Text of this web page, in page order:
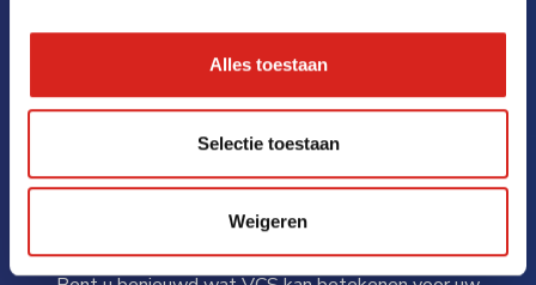
Alles toestaan
Selectie toestaan
Weigeren
Neem direct contact op